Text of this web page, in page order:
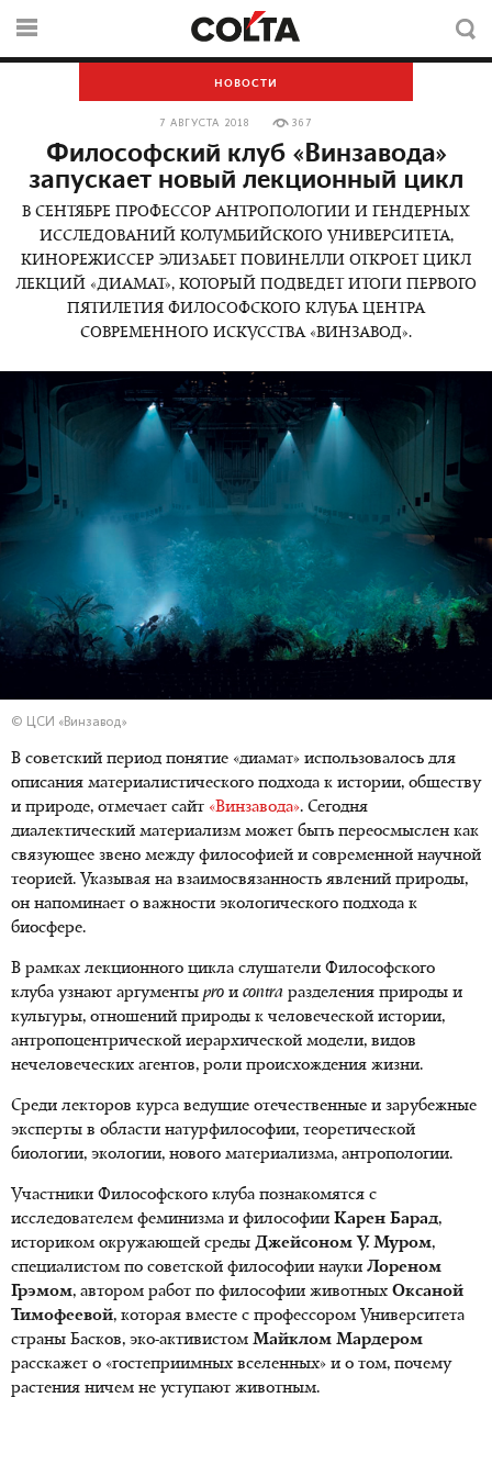
НОВОСТИ
7 АВГУСТА 2018 367
Философский клуб «Винзавода»
запускает новый лекционный цикл
В СЕНТЯБРЕ ПРОФЕССОР АНТРОПОЛОГИИ И ГЕНДЕРНЫХ
ИССЛЕДОВАНИЙ КОЛУМБИЙСКОГО УНИВЕРСИТЕТА,
КИНОРЕЖИССЕР ЭЛИЗАБЕТ ПОВИНЕЛЛИ ОТКРОЕТ ЦИКЛ
ЛЕКЦИЙ «ДИАМАТ», КОТОРЫЙ ПОДВЕДЕТ ИТОГИ ПЕРВОГО
ПЯТИЛЕТИЯ ФИЛОСОФСКОГО КЛУБА ЦЕНТРА
СОВРЕМЕННОГО ИСКУССТВА «ВИНЗАВОД».
© ЦСИ «Винзавод»
В советский период понятие «диамат» использовалось для
описания материалистического подхода к истории, обществу
и природе, отмечает сайт «Винзавода». Сегодня
диалектический материализм может быть переосмыслен как
связующее звено между философией и современной научной
теорией. Указывая на взаимосвязанность явлений природы,
он напоминает о важности экологического подхода к
биосфере.
В рамках лекционного цикла слушатели Философского
клуба узнают аргументы pro и contra разделения природы и
культуры, отношений природы к человеческой истории,
антропоцентрической иерархической модели, видов
нечеловеческих агентов, роли происхождения жизни.
Среди лекторов курса ведущие отечественные и зарубежные
эксперты в области натурфилософии, теоретической
биологии, экологии, нового материализма, антропологии.
Участники Философского клуба познакомятся с
исследователем феминизма и философии Карен Барад,
историком окружающей среды Джейсоном У. Муром,
специалистом по советской философии науки Лореном
Грэмом, автором работ по философии животных Оксаной
Тимофеевой, которая вместе с профессором Университета
страны Басков, эко-активистом Майклом Мардером
расскажет о «гостеприимных вселенных» и о том, почему
растения ничем не уступают животным.